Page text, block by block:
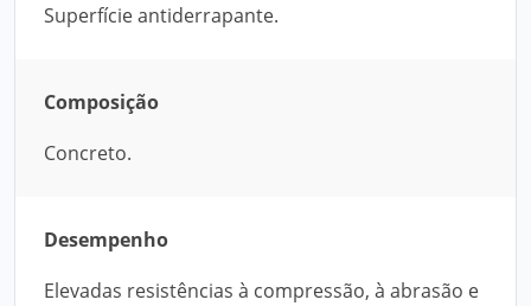
Superfície antiderrapante.
Composição
Concreto.
Desempenho
Elevadas resistências à compressão, à abrasão e